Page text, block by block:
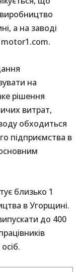
а на заводі
motor1.com.
на
рішення
витрат,
обходиться
підприємства в
близько 1
в Угорщині.
до 400